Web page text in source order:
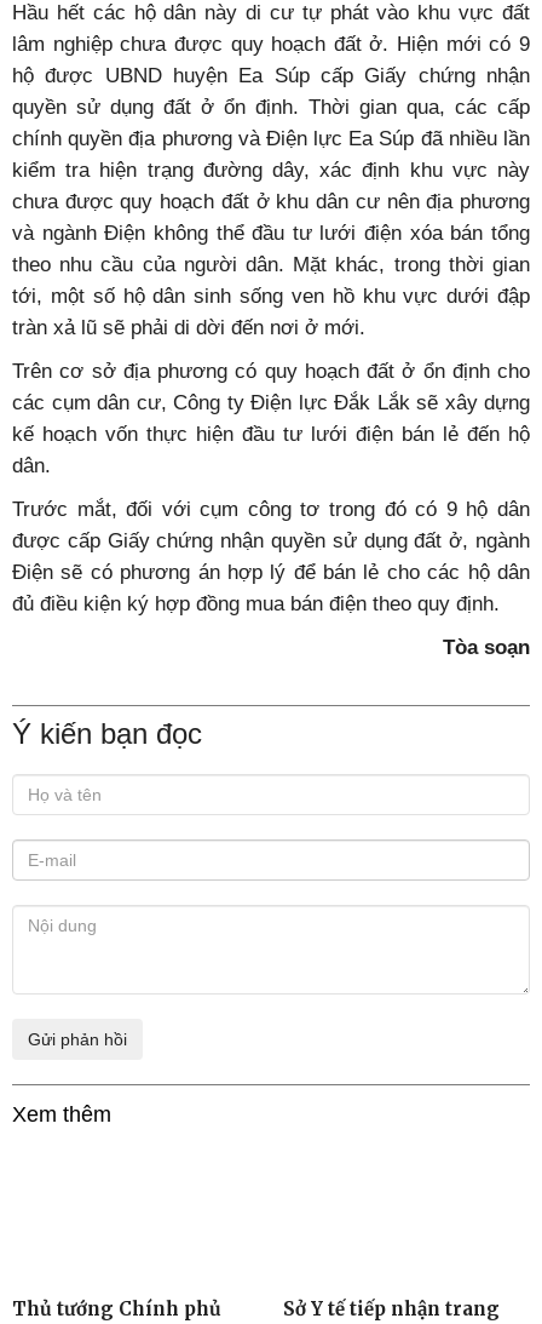
Hầu hết các hộ dân này di cư tự phát vào khu vực đất
lâm nghiệp chưa được quy hoạch đất ở. Hiện mới có 9
hộ được UBND huyện Ea Súp cấp Giấy chứng nhận
quyền sử dụng đất ở ổn định. Thời gian qua, các cấp
chính quyền địa phương và Điện lực Ea Súp đã nhiều lần
kiểm tra hiện trạng đường dây, xác định khu vực này
chưa được quy hoạch đất ở khu dân cư nên địa phương
và ngành Điện không thể đầu tư lưới điện xóa bán tổng
theo nhu cầu của người dân. Mặt khác, trong thời gian
tới, một số hộ dân sinh sống ven hồ khu vực dưới đập
tràn xả lũ sẽ phải di dời đến nơi ở mới.
Trên cơ sở địa phương có quy hoạch đất ở ổn định cho
các cụm dân cư, Công ty Điện lực Đắk Lắk sẽ xây dựng
kế hoạch vốn thực hiện đầu tư lưới điện bán lẻ đến hộ
dân.
Trước mắt, đối với cụm công tơ trong đó có 9 hộ dân
được cấp Giấy chứng nhận quyền sử dụng đất ở, ngành
Điện sẽ có phương án hợp lý để bán lẻ cho các hộ dân
đủ điều kiện ký hợp đồng mua bán điện theo quy định.
Tòa soạn
Ý kiến bạn đọc
Xem thêm
Thủ tướng Chính phủ
Sở Y tế tiếp nhận trang